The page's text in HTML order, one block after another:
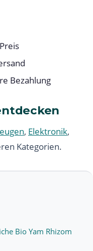
Bezahlung
, Elektronik,
Kategorien.
Bio Yam Rhizom